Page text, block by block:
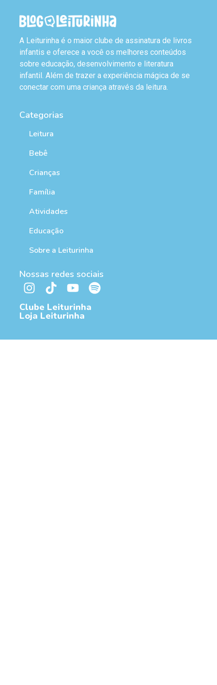
A Leiturinha é o maior clube de assinatura de livros
infantis e oferece a você os melhores conteúdos
sobre educação, desenvolvimento e literatura
infantil. Além de trazer a experiência mágica de se
conectar com uma criança através da leitura.
Categorias
Leitura
Bebê
Crianças
Família
Atividades
Educação
Sobre a Leiturinha
Nossas redes sociais
Clube Leiturinha
Loja Leiturinha